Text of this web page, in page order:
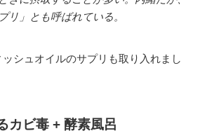
リ」とも呼ばれている。
シュオイルのサプリも取り入れまし
カビ毒 + 酵素風呂